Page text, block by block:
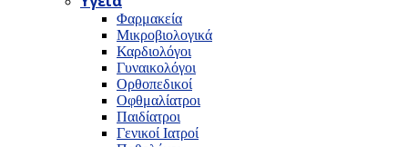
Φαρμακεία
Μικροβιολογικά
Καρδιολόγοι
Γυναικολόγοι
Ορθοπεδικοί
Οφθμαλίατροι
Παιδίατροι
Γενικοί Ιατροί